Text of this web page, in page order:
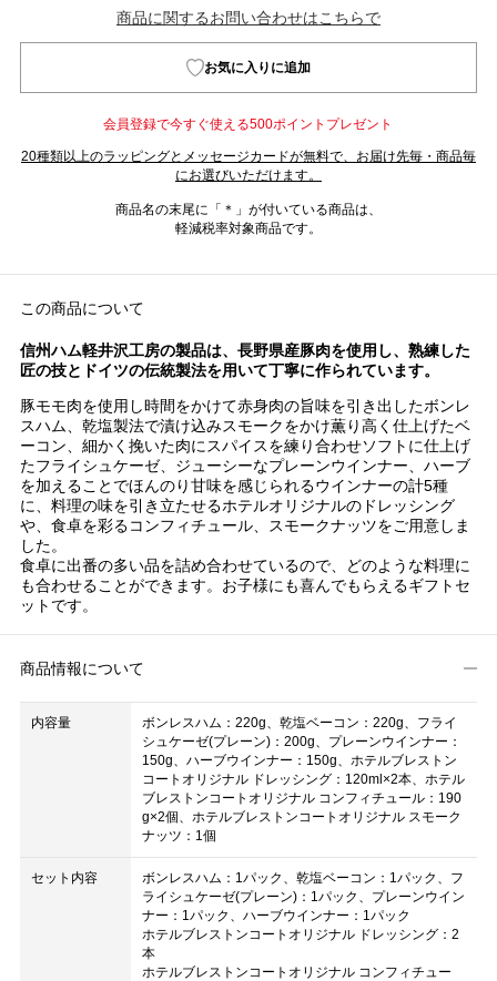
商品に関するお問い合わせはこちらで
お気に入りに追加
会員登録で今すぐ使える500ポイントプレゼント
20種類以上のラッピングとメッセージカードが無料で、お届け先毎・商品毎
にお選びいただけます。
商品名の末尾に「＊」が付いている商品は、
軽減税率対象商品です。
この商品について
信州ハム軽井沢工房の製品は、長野県産豚肉を使用し、熟練した
匠の技とドイツの伝統製法を用いて丁寧に作られています。
豚モモ肉を使用し時間をかけて赤身肉の旨味を引き出したボンレ
スハム、乾塩製法で漬け込みスモークをかけ薫り高く仕上げたベ
ーコン、細かく挽いた肉にスパイスを練り合わせソフトに仕上げ
たフライシュケーゼ、ジューシーなプレーンウインナー、ハーブ
を加えることでほんのり甘味を感じられるウインナーの計5種
に、料理の味を引き立たせるホテルオリジナルのドレッシング
や、食卓を彩るコンフィチュール、スモークナッツをご用意しま
した。
食卓に出番の多い品を詰め合わせているので、どのような料理に
も合わせることができます。お子様にも喜んでもらえるギフトセ
ットです。
商品情報について
内容量
ボンレスハム：220g、乾塩ベーコン：220g、フライ
シュケーゼ(プレーン)：200g、プレーンウインナー：
150g、ハーブウインナー：150g、ホテルブレストン
コートオリジナル ドレッシング：120ml×2本、ホテル
ブレストンコートオリジナル コンフィチュール：190
g×2個、ホテルブレストンコートオリジナル スモーク
ナッツ：1個
セット内容
ボンレスハム：1パック、乾塩ベーコン：1パック、フ
ライシュケーゼ(プレーン)：1パック、プレーンウイン
ナー：1パック、ハーブウインナー：1パック
ホテルブレストンコートオリジナル ドレッシング：2
本
ホテルブレストンコートオリジナル コンフィチュー